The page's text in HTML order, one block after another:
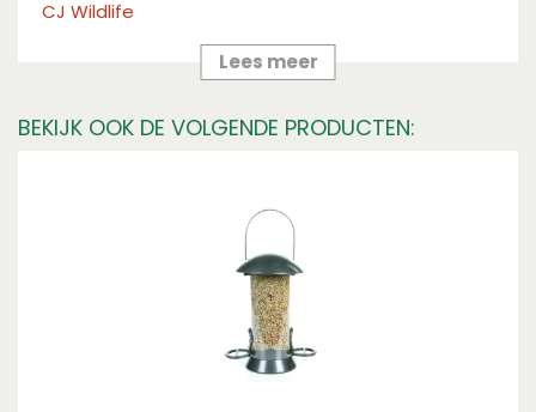
CJ Wildlife
Materiaal
Lees meer
BEKIJK OOK DE VOLGENDE PRODUCTEN: